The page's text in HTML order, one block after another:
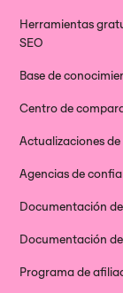
Herramientas
SEO
Base de
Centro de
Actualizaciones
Agencias de
Documentación
Documentación
Programa de